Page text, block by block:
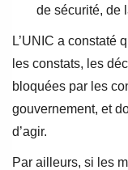
de sécurité, de
L’UNIC a constaté
les constats, les
bloquées par les
gouvernement, et
d’agir.
Par ailleurs, si les